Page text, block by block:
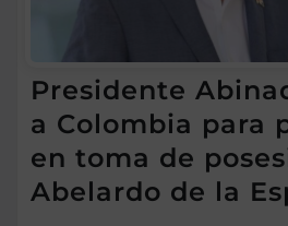
Presidente
a Colombia para
en toma de
Abelardo de la